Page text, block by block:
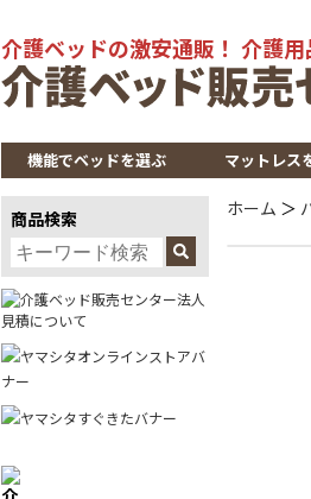
介護ベッドの激安通販！ 介護
機能でベッドを選ぶ マットレス
商品検索 ホーム ＞